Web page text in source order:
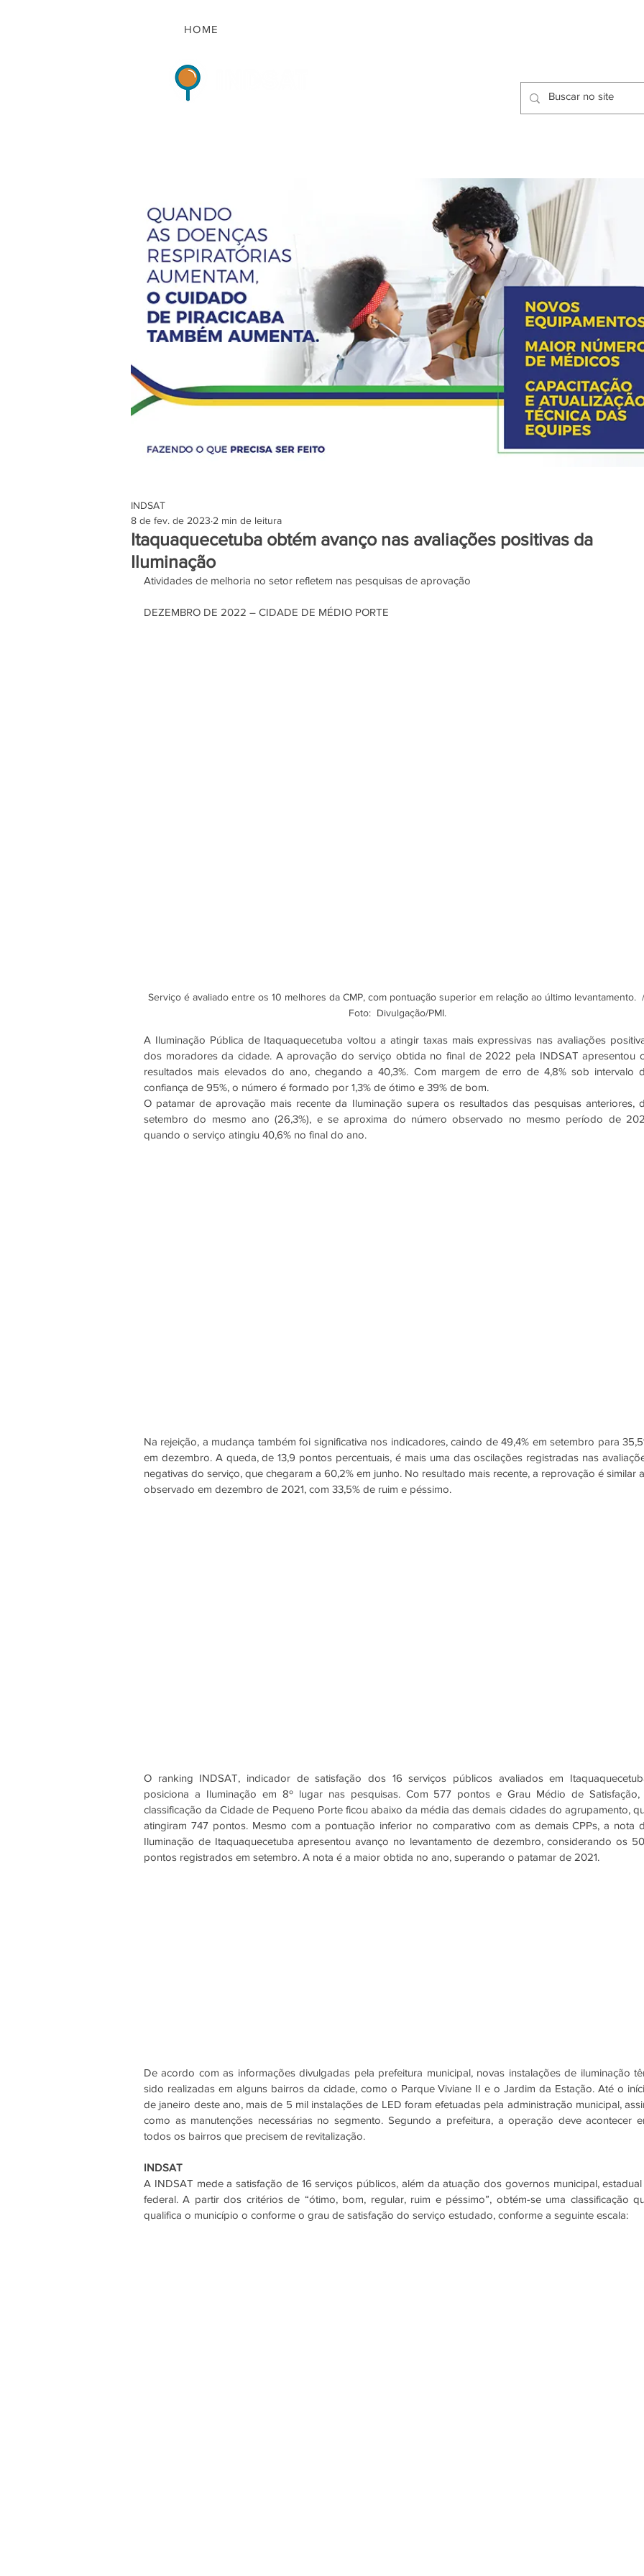
HOME
Itaquaquecetuba obtém avanço nas avaliações positivas da
Iluminação
INDSAT
8 de fev. de 2023 2 min de leitura
Atividades de melhoria no setor refletem nas pesquisas de aprovação
DEZEMBRO DE 2022 – CIDADE DE MÉDIO PORTE
Serviço é avaliado entre os 10 melhores da CMP, com pontuação superior em relação ao último levantamento.  /
Foto:  Divulgação/PMI.
A Iluminação Pública de Itaquaquecetuba voltou a atingir taxas mais expressivas nas avaliações
dos moradores da cidade. A aprovação do serviço obtida no final de 2022 pela INDSAT apresentou
resultados mais elevados do ano, chegando a 40,3%. Com margem de erro de 4,8% sob intervalo
confiança de 95%, o número é formado por 1,3% de ótimo e 39% de bom.
O patamar de aprovação mais recente da Iluminação supera os resultados das pesquisas anteriores,
setembro do mesmo ano (26,3%), e se aproxima do número observado no mesmo período de
quando o serviço atingiu 40,6% no final do ano.
Na rejeição, a mudança também foi significativa nos indicadores, caindo de 49,4% em setembro para
em dezembro. A queda, de 13,9 pontos percentuais, é mais uma das oscilações registradas nas
negativas do serviço, que chegaram a 60,2% em junho. No resultado mais recente, a reprovação é similar
observado em dezembro de 2021, com 33,5% de ruim e péssimo.
O ranking INDSAT, indicador de satisfação dos 16 serviços públicos avaliados em
posiciona a Iluminação em 8º lugar nas pesquisas. Com 577 pontos e Grau Médio de Satisfação,
classificação da Cidade de Pequeno Porte ficou abaixo da média das demais cidades do agrupamento,
atingiram 747 pontos. Mesmo com a pontuação inferior no comparativo com as demais CPPs, a nota
Iluminação de Itaquaquecetuba apresentou avanço no levantamento de dezembro, considerando os
pontos registrados em setembro. A nota é a maior obtida no ano, superando o patamar de 2021.
De acordo com as informações divulgadas pela prefeitura municipal, novas instalações de iluminação
sido realizadas em alguns bairros da cidade, como o Parque Viviane II e o Jardim da Estação. Até o
de janeiro deste ano, mais de 5 mil instalações de LED foram efetuadas pela administração municipal,
como as manutenções necessárias no segmento. Segundo a prefeitura, a operação deve acontecer
todos os bairros que precisem de revitalização.
INDSAT
A INDSAT mede a satisfação de 16 serviços públicos, além da atuação dos governos municipal,
federal. A partir dos critérios de “ótimo, bom, regular, ruim e péssimo”, obtém-se uma classificação
qualifica o município o conforme o grau de satisfação do serviço estudado, conforme a seguinte escala: